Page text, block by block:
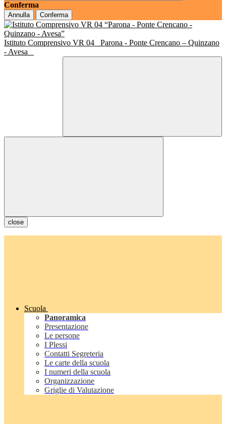
Conferma
Annulla Conferma
Istituto Comprensivo VR 04
Parona - Ponte Crencano – Quinzano
- Avesa
close
Scuola
Panoramica
Presentazione
Le persone
I Plessi
Contatti Segreteria
Le carte della scuola
I numeri della scuola
Organizzazione
Griglie di Valutazione